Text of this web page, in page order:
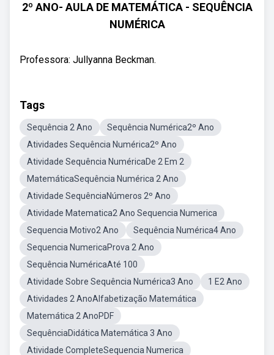
2º ANO- AULA DE MATEMÁTICA - SEQUÊNCIA
NUMÉRICA
Professora: Jullyanna Beckman.
Tags
Sequência 2 Ano
Sequência Numérica2º Ano
Atividades Sequência Numérica2º Ano
Atividade Sequência NuméricaDe 2 Em 2
MatemáticaSequência Numérica 2 Ano
Atividade SequênciaNúmeros 2º Ano
Atividade Matematica2 Ano Sequencia Numerica
Sequencia Motivo2 Ano
Sequência Numérica4 Ano
Sequencia NumericaProva 2 Ano
Sequência NuméricaAté 100
Atividade Sobre Sequência Numérica3 Ano
1 E2 Ano
Atividades 2 AnoAlfabetização Matemática
Matemática 2 AnoPDF
SequênciaDidática Matemática 3 Ano
Atividade CompleteSequencia Numerica